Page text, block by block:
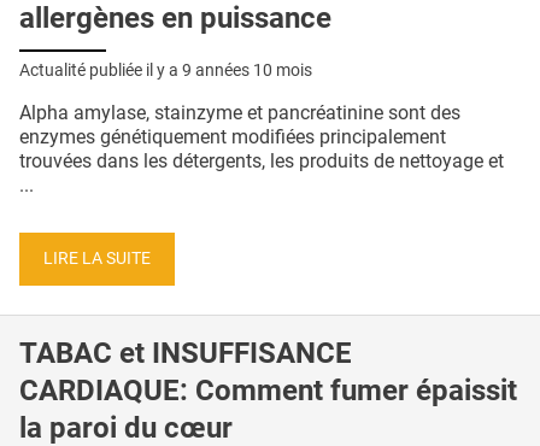
allergènes en puissance
Actualité publiée il y a 9 années 10 mois
Alpha amylase, stainzyme et pancréatinine sont des
enzymes génétiquement modifiées principalement
trouvées dans les détergents, les produits de nettoyage et
...
LIRE LA SUITE
TABAC et INSUFFISANCE
CARDIAQUE: Comment fumer épaissit
la paroi du cœur